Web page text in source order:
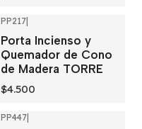
PP217
Porta Incienso y
Quemador de Cono
de Madera TORRE
$4.500
PP447